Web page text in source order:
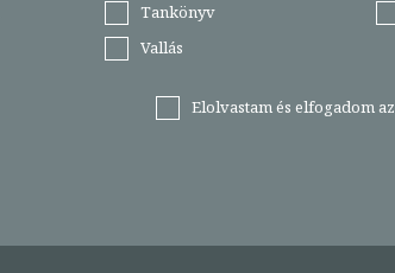
Tankönyv
Vallás
Elolvastam és elfogadom az